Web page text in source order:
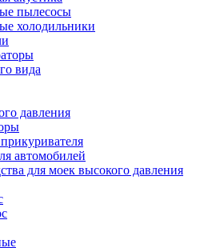
пылесосы
холодильники
вида
давления
автомобилей
для моек высокого давления